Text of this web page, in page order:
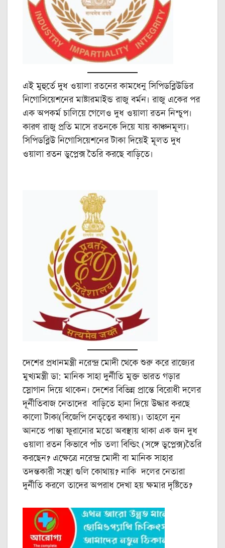
এই মুহুর্তে দুধ ওয়ালা রতনের কামধেনু সিপিডব্লিউডির
নিগোসিয়েশনের মাষ্টারমাইন্ড রাজু বর্মন। রাজু একের পর
এক অপকর্ম চালিয়ে গেলেও দুধ ওয়ালা রতন নিশ্চুপ।
কারণ রাজু প্রতি মাসে রতনকে দিয়ে যায় কাঞ্চনমূল্য।
সিপিডব্লিউ নিগোসিয়েশনের টাকা দিয়েই মূলত দুধ
ওয়ালা রতন ডুপ্লেক্স তৈরি করছে বাড়িতে।
দেশের প্রধানমন্ত্রী নরেন্দ্র মোদী থেকে শুরু করে রাজ্যের
মুখ্যমন্ত্রী ডা: মানিক সাহা দুর্নীতি মুক্ত ভারত গড়ার
স্লোগান দিয়ে থাকেন। দেশের বিভিন্ন প্রান্তে বিরোধী দলের
দূর্নীতিবাজ নেতাদের বাড়িতে হানা দিয়ে উদ্ধার করছে
কালো টাকা(বিজেপি নেতৃত্বের কথায়)। তাহলে নুন
আনতে পান্তা ফুরানোর মতো অবস্থায় থাকা এক জন দুধ
ওয়ালা রতন কিভাবে পাঁচ তলা বিল্ডিং (সঙ্গে ডুপ্লেক্স)তৈরি
করছেন? এক্ষেত্রে নরেন্দ্র মোদী বা মানিক সাহার
তদন্তকারী সংস্থা গুলি কোথায়? নাকি দলের নেতারা
দুর্নীতি করলে তাদের অপরাধ দেখা হয় ক্ষমার দৃষ্টিতে?